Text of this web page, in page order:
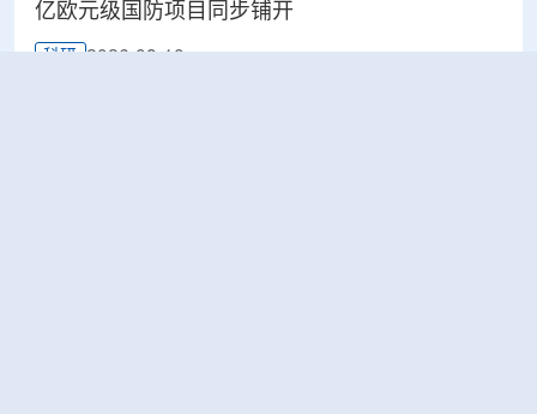
亿欧元级国防项目同步铺开
科研 2026-08-10